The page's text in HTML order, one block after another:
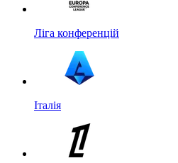
Ліга конференцій
Італія